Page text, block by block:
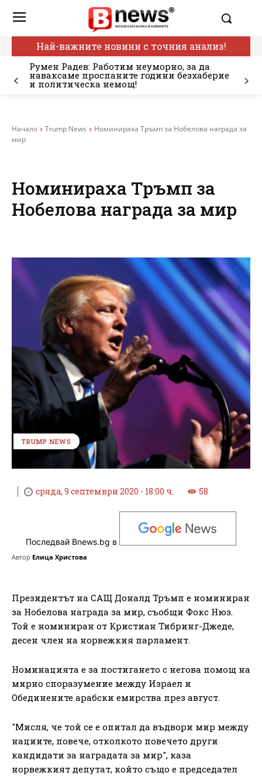
Най-важните новини с точния анализ!
Румен Радев: Работим неуморно, за да
наваксаме проспаните години безхаберие
и политическа немощ!
Начало Trump News
Номинираха Тръмп за Нобелова награда за
мир
Номинираха Тръмп за
Нобелова награда за мир
TRUMP NEWS
сряда, 9 септември 2020 - 18:00 ч. 58
Последвай Bnews.bg в
Автор Елица Христова
Президентът на САЩ Доналд Тръмп е номиниран
за Нобелова награда за мир, съобщи Фокс Нюз.
Той е номиниран от Кристиан Тибринг-Джеде,
десен член на норвежкия парламент.
Номинацията е за постигането с негова помощ на
мирно споразумение между Израел и
Обединените арабски емирства през август.
"Мисля, че той се е опитал да въдвори мир между
нациите, повече, отколкото повечето други
кандидати за наградата за мир", каза
норвежкият депутат, който също е председател